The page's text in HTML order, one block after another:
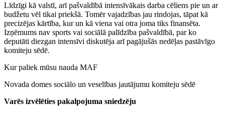
Līdzīgi kā valstī, arī pašvaldībā intensīvākais darba cēliens pie un ar
budžetu vēl tikai priekšā. Tomēr vajadzības jau rindojas, tāpat kā
precizējas kārtība, kur un kā viena vai otra joma tiks finansēta.
Izņēmums nav sports vai sociālā palīdzība pašvaldībā, par ko
deputāti diezgan intensīvi diskutēja arī pagājušās nedēļas pastāvīgo
komiteju sēdē.
Kur paliek mūsu nauda MAF
Novada domes sociālo un veselības jautājumu komiteju sēdē
Varēs izvēlēties pakalpojuma sniedzēju